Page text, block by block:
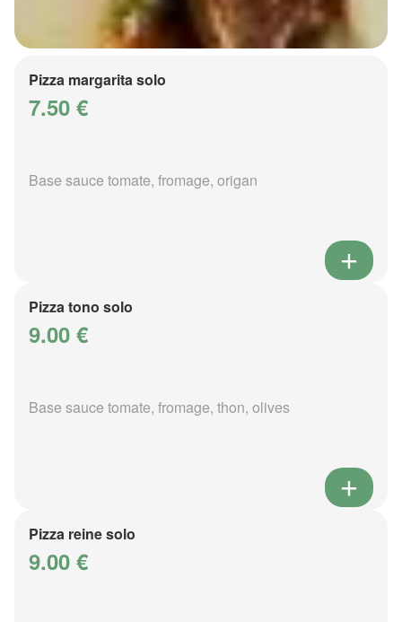
Pizza margarita solo
7.50 €
Base sauce tomate, fromage, origan
Pizza tono solo
9.00 €
Base sauce tomate, fromage, thon, olives
Pizza reine solo
9.00 €